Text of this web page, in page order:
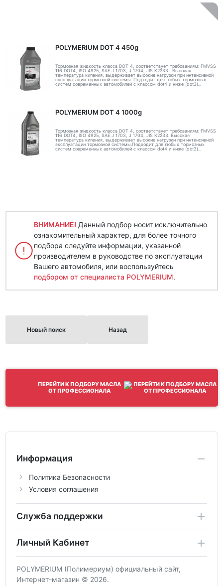
POLYMERIUM DOT 4 450g
Тормозная жидкость класса DOT 4, соответствует требованиям: FMVSS
116 DOT4, ISO 4925, SAE J 1703, J 1704, JIS K2233. Высокая
температура кипения, выдерживает высокие нагрузки при интенсивной
эксплуатации тормозной системы. Подходит для любых тормозных
систем современных автомобилей с классом dot4 и ниже (dot3)...
POLYMERIUM DOT 4 1000g
Тормозная жидкость класса DOT 4, соответствует требованиям: FMVSS
116 DOT4, ISO 4925, SAE J 1703, J 1704, JIS K2233. Высокая
температура кипения, выдерживает высокие нагрузки при интенсивной
эксплуатации тормозной системы.Подходит для любых тормозных
систем современных автомобилей с классом dot4 и ниже (dot3)...
ВНИМАНИЕ! Данный подбор носит исключительно
ознакомительный характер, для более точного
подбора следуйте информации, указанной
производителем в руководстве по эксплуатации
Вашего автомобиля, или воспользуйтесь
подбором от специалиста POLYMERIUM.
Новый поиск Назад
ПЕРЕЙТИ К ПОДБОРУ МАСЛА
ОТ ПРОФЕССИОНАЛА
Информация
Политика Безопасности
Условия соглашения
Служба поддержки
Личный Кабинет
POLYMERIUM (Полимериум) официальный сайт,
Интернет-магазин © 2026.